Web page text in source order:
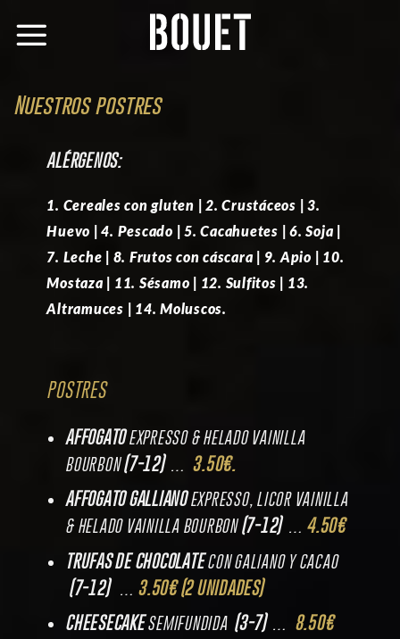
Nuestros postres
ALÉRGENOS:
1. Cereales con gluten | 2. Crustáceos | 3.
Huevo | 4. Pescado | 5. Cacahuetes | 6. Soja |
7. Leche | 8. Frutos con cáscara | 9. Apio | 10.
Mostaza | 11. Sésamo | 12. Sulfitos | 13.
Altramuces | 14. Moluscos.
POSTRES
AFFOGATOEXPRESSO & HELADO VAINILLA
BOURBON(7-12)…
3.50€.
AFFOGATO GALLIANO EXPRESSO, LICOR VAINILLA
& HELADO VAINILLA BOURBON(7-12)… 4.50€
TRUFAS DE CHOCOLATE CON GALIANO Y CACAO
(7-12)… 3.50€ (2 UNIDADES)
CHEESECAKESEMIFUNDIDA (3-7)… 8.50€